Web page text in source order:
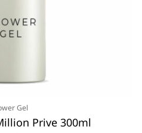
Gel
Prive 300ml